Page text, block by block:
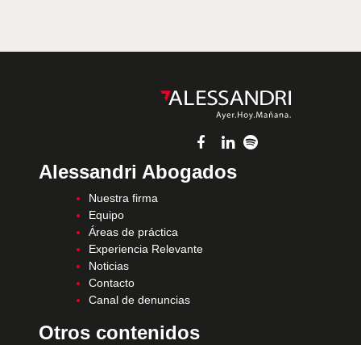
Alessandri Abogados
Nuestra firma
Equipo
Áreas de práctica
Experiencia Relevante
Noticias
Contacto
Canal de denuncias
Otros contenidos